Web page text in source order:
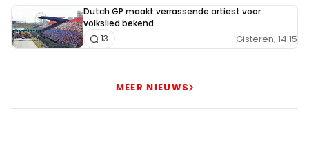
Dutch GP maakt verrassende artiest voor
volkslied bekend
Gisteren, 14:15
13
MEER NIEUWS